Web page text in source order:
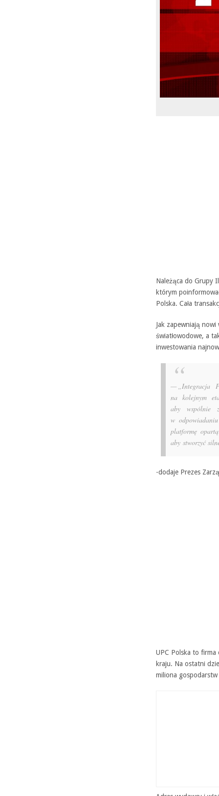
Należąca do Grupy
którym
Polska. Cała
Jak zapewniają
światłowodowe, a
inwestowania
„Integracja
na kolejnym
aby wspólnie
w
platformę
aby stworzyć
-dodaje Prezes
UPC Polska to
kraju. Na ostatni
miliona